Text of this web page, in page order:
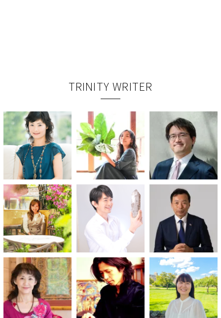
TRINITY WRITER